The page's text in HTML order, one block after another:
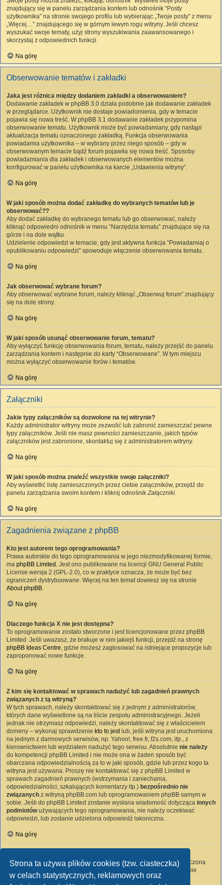
Strona ta używa plików cookies (tzw. ciasteczka)
w celach statystycznych, reklamowych oraz
znajdujący się w panelu zarządzania kontem lub odnośnik “Posty
użytkownika” na stronie swojego profilu lub wybierając „Twoje posty” z menu
„Więcej…” znajdującego się w górnym lewym rogu witryny. Jeśli chcesz
wyszukać swoje tematy, użyj strony wyszukiwania zaawansowanego i
skorzystaj z odpowiednich funkcji.
Na górę
Obserwowanie tematów i zakładki
Jaka jest różnica między dodaniem zakładki a obserwowaniem?
Dodawanie zakładek w phpBB 3.0 działa podobnie jak dodawanie zakładek
w przeglądarce. Użytkownik nie dostaje powiadomienia, gdy w temacie
pojawia się nowa treść. W phpBB 3.1 dodawanie zakładek przypomina
obserwowanie tematu. Użytkownik może być powiadamiany, gdy nastąpi
aktualizacja tematu oznaczonego zakładką. Funkcja obserwowania
powiadamia użytkownika – w wybrany przez niego sposób – gdy w
obserwowanym temacie bądź forum pojawiła się nowa treść. Sposoby
powiadamiania dla zakładek i obserwowanych elementów można
konfigurować w panelu użytkownika na karcie „Ustawienia witryny”.
Na górę
W jaki sposób można dodać zakładkę do wybranych tematów lub je
obserwować??
Aby dodać zakładkę do wybranego tematu lub go obserwować, należy
kliknąć odpowiedni odnośnik w menu “Narzędzia tematu” znajdujące się na
górze i na dole wątku.
Udzielenie odpowiedzi w temacie, gdy jest aktywna funkcja “Powiadamiaj o
opublikowaniu odpowiedzi” spowoduje włączenie obserwowania tematu.
Na górę
Jak obserwować wybrane forum?
Aby obserwować wybrane forum, należy kliknąć „Obserwuj forum” znajdujący
się na dole strony.
Na górę
W jaki sposób usunąć obserwowanie forum, tematu?
Aby wyłączyć funkcję obserwowania forum, tematu, należy przejść do panelu
zarządzania kontem i następnie do karty “Obserwowane”. W tym miejscu
można wyłączyć obserwowanie forów i tematów.
Na górę
Załączniki
Jakie typy załączników są dozwolone na tej witrynie?
Każdy administrator witryny może zezwolić lub zabronić zamieszczać pewne
typy załączników. Jeśli nie masz pewności zamieszczanie, jakich typów
załączników jest zabronione, skontaktuj się z administratorem witryny.
Na górę
W jaki sposób można znaleźć wszystkie swoje załączniki?
Aby wyświetlić listę zamieszczonych przez ciebie załączników, przejdź do
panelu zarządzania swoim kontem i kliknij odnośnikZałączniki.
Na górę
Zagadnienia związane z phpBB
Kto jest autorem tego oprogramowania?
Prawa autorskie do tego oprogramowania w jego niezmodyfikowanej formie,
ma phpBB Limited . Jest ono publikowane na licencji GNU General Public
License wersja 2 (GPL-2.0), co w praktyce oznacza, że może być bez
ograniczeń dystrybuowane. Więcej na ten temat dowiesz się na stronie
About phpBB.
Na górę
Dlaczego funkcja X nie jest dostępna?
To oprogramowanie zostało stworzone i jest licencjonowane przez phpBB
Limited. Jeśli uważasz, że brakuje w nim jakiejś funkcji, przejdź na stronę
phpBB Ideas Centre, gdzie możesz zagłosować na istniejące propozycje lub
zaproponować nowe funkcje.
Na górę
Z kim się kontaktować w sprawach nadużyć lub zagadnień prawnych
związanych z tą witryną?
W tych sprawach, należy skontaktować się z jednym z administratorów,
których dane wyświetlone są na liście zespołu administracyjnego. Jeżeli
jednak nie otrzymasz odpowiedzi, należy skontaktować się z właścicielem
domeny – wykonaj sprawdzenie kto to jestlub, jeśli witryna jest uruchomiona
na jednym z darmowych serwisów, np. Yahoo!, free.fr, f2s.com, itp., z
kierownictwem lub wydziałem nadużyć tego serwisu. Absolutnie nie należy
do kompetencji phpBB Limited i nie może ona w żaden sposób być
obarczana odpowiedzialnością za to w jaki sposób, gdzie lub przez kogo ta
witryna jest używana. Proszę nie kontaktować się z phpBB Limited w
sprawach zagadnień prawnych (wstrzymania i zaniechania,
odpowiedzialności, szkalujących komentarzy itp.) bezpośrednio nie
związanych z witryną phpBB.com lub oprogramowaniem phpBB samym w
sobie. Jeśli do phpBB Limited zostanie wysłana wiadomość dotycząca innych
podmiotówużywających tego oprogramowania, nie należy oczekiwać
odpowiedzi, lub zostanie udzielona odpowiedź lakoniczna.
Na górę
Wszyscy użytkownicy witryny mogą używać – jeśli funkcja ta jest włączona
przez administratora witryny – formularza „Kontakt z nami”. Członkowie
witryny mogą także używać odnośnika „Zespół administracyjny”.